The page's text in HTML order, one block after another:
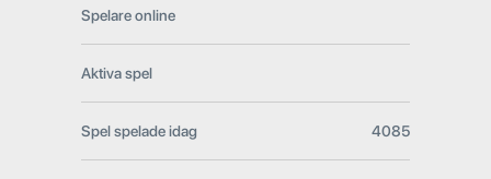
Spelare online
Aktiva spel
Spel spelade idag 4085